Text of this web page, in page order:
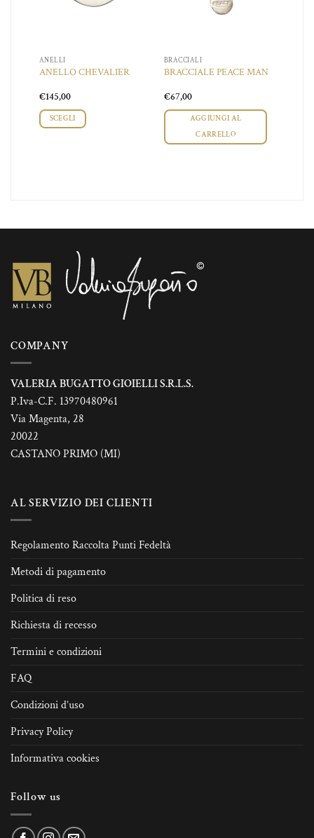
ANELLI
ANELLO CHEVALIER
€145,00
SCEGLI
essere
scelte
nella
pagina
prodotto
BRACCIALI
BRACCIALE PEACE MAN
€67,00
AGGIUNGI AL
CARRELLO
COMPANY
VALERIA BUGATTO GIOIELLI S.R.L.S.
P.Iva-C.F. 13970480961
Via Magenta, 28
20022
CASTANO PRIMO (MI)
AL SERVIZIO DEI CLIENTI
Regolamento Raccolta Punti Fedeltà
Metodi di pagamento
Politica di reso
Richiesta di recesso
Termini e condizioni
FAQ
Condizioni d’uso
Privacy Policy
Informativa cookies
Follow us